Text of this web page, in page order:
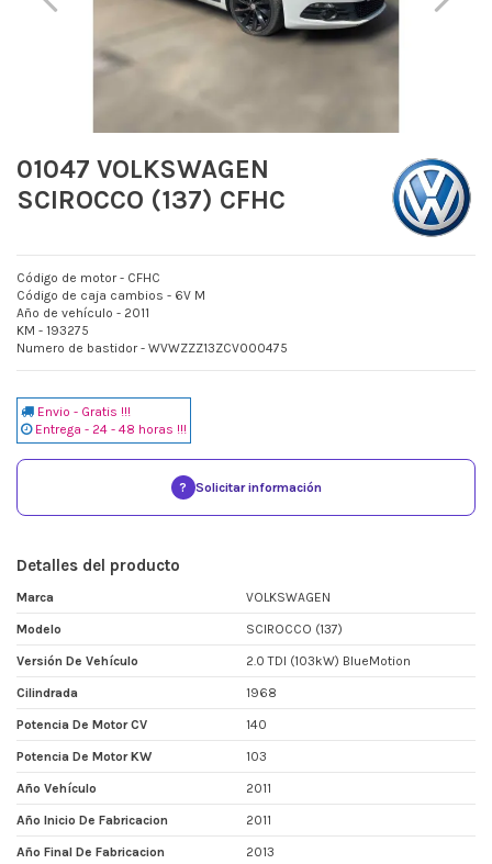
01047 VOLKSWAGEN
SCIROCCO (137) CFHC
Código de motor - CFHC
Código de caja cambios - 6V M
Año de vehículo - 2011
KM - 193275
Numero de bastidor - WVWZZZ13ZCV000475
Envio - Gratis !!!
Entrega - 24 - 48 horas !!!
? Solicitar información
Detalles del producto
Marca VOLKSWAGEN
Modelo SCIROCCO (137)
Versión De Vehículo 2.0 TDI (103kW) BlueMotion
Cilindrada 1968
Potencia De Motor CV 140
Potencia De Motor KW 103
Año Vehículo 2011
Año Inicio De Fabricacion 2011
Año Final De Fabricacion 2013